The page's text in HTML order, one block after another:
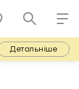
Детальніше